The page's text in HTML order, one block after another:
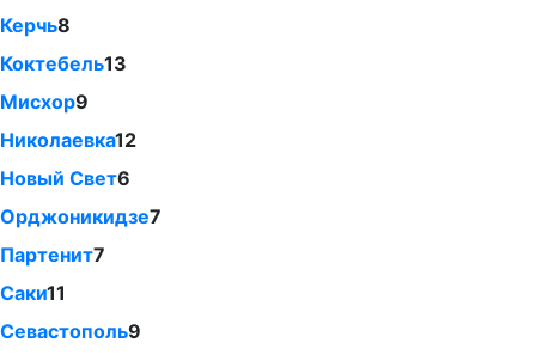
Керчь8
Коктебель13
Мисхор9
Николаевка12
Новый Свет6
Орджоникидзе7
Партенит7
Саки11
Севастополь9